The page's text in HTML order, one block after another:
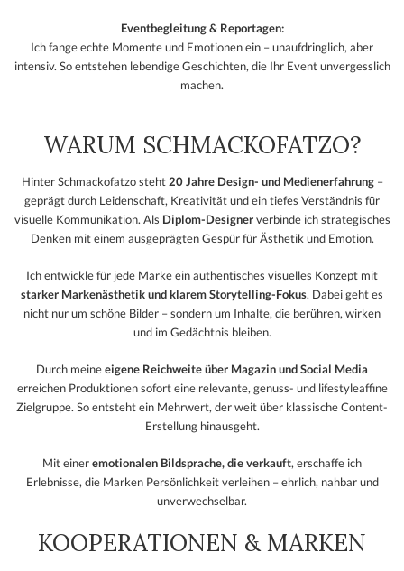
Eventbegleitung & Reportagen:
Ich fange echte Momente und Emotionen ein – unaufdringlich, aber
intensiv. So entstehen lebendige Geschichten, die Ihr Event unvergesslich
machen.
WARUM SCHMACKOFATZO?
Hinter Schmackofatzo steht20 Jahre Design- und Medienerfahrung–
geprägt durch Leidenschaft, Kreativität und ein tiefes Verständnis für
visuelle Kommunikation. Als Diplom-Designerverbinde ich strategisches
Denken mit einem ausgeprägten Gespür für Ästhetik und Emotion.
Ich entwickle für jede Marke ein authentisches visuelles Konzept mit
starker Markenästhetik und klarem Storytelling-Fokus. Dabei geht es
nicht nur um schöne Bilder – sondern um Inhalte, die berühren, wirken
und im Gedächtnis bleiben.
Durch meineeigene Reichweite über Magazin und Social Media
erreichen Produktionen sofort eine relevante, genuss- und lifestyleaffine
Zielgruppe. So entsteht ein Mehrwert, der weit über klassische Content-
Erstellung hinausgeht.
Mit eineremotionalen Bildsprache, die verkauft, erschaffe ich
Erlebnisse, die Marken Persönlichkeit verleihen – ehrlich, nahbar und
unverwechselbar.
KOOPERATIONEN & MARKEN